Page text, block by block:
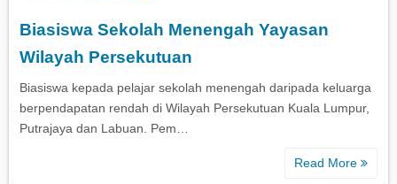
Biasiswa Korporat
Biasiswa Sekolah Menengah Yayasan
Wilayah Persekutuan
Biasiswa kepada pelajar sekolah menengah daripada keluarga
berpendapatan rendah di Wilayah Persekutuan Kuala Lumpur,
Putrajaya dan Labuan. Pem…
Read More